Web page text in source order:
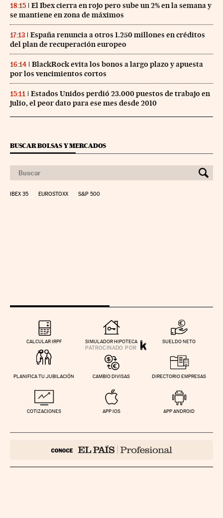
18:15
El Ibex cierra en rojo pero sube un 2% en la semana y
se mantiene en zona de máximos
17:13
España renuncia a otros 1.250 millones en créditos
del plan de recuperación europeo
16:14
BlackRock evita los bonos a largo plazo y apuesta
por los vencimientos cortos
15:11
Estados Unidos perdió 23.000 puestos de trabajo en
julio, el peor dato para ese mes desde 2010
BUSCAR BOLSAS Y MERCADOS
IBEX 35 EUROSTOXX S&P 500
CALCULAR IRPF SIMULADOR HIPOTECA SUELDO NETO
PLANIFICA TU JUBILACIÓN CAMBIO DIVISAS DIRECTORIO EMPRESAS
COTIZACIONES APP IOS APP ANDROID